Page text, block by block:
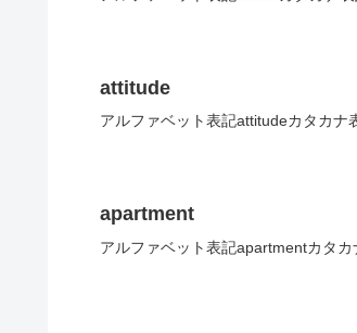
attitude
アルファベット表記attitudeカタカナ
apartment
アルファベット表記apartmentカタ